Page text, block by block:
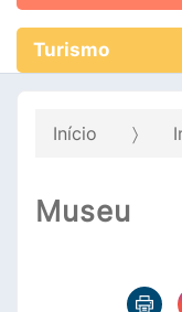
Turismo
Início
Museu